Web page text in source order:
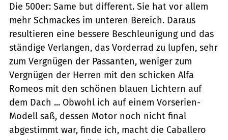
Die 500er: Same but different. Sie hat vor allem
mehr Schmackes im unteren Bereich. Daraus
resultieren eine bessere Beschleunigung und das
ständige Verlangen, das Vorderrad zu lupfen, sehr
zum Vergnügen der Passanten, weniger zum
Vergnügen der Herren mit den schicken Alfa
Romeos mit den schönen blauen Lichtern auf
dem Dach ... Obwohl ich auf einem Vorserien-
Modell saß, dessen Motor noch nicht final
abgestimmt war, finde ich, macht die Caballero